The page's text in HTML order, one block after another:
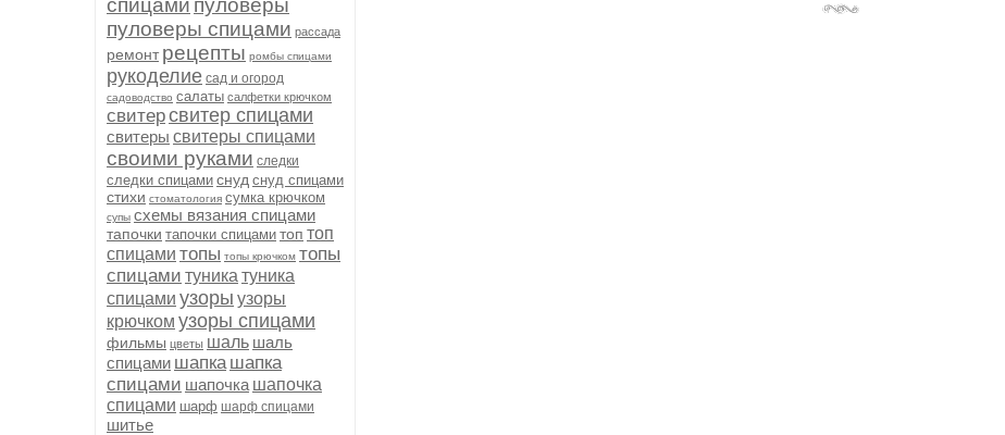
спицами пуловеры
пуловеры спицами рассада
ремонт рецепты ромбы спицами
рукоделие сад и огород
садоводство салаты салфетки крючком
свитерсвитер спицами
свитеры свитеры спицами
своими руками следки
следки спицами снуд снуд спицами
стихи стоматология сумка крючком
супы схемы вязания спицами
тапочки тапочки спицами топ топ
спицами топы топы крючком топы
спицами туника туника
спицами узоры узоры
крючком узоры спицами
фильмы цветы шаль шаль
спицами шапка шапка
спицами шапочка шапочка
спицами шарф шарф спицами
шитье